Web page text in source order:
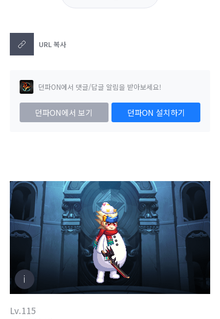
URL 복사
던파ON에서 댓글/답글 알림을 받아보세요!
던파ON에서 보기 던파ON 설치하기
Lv.115